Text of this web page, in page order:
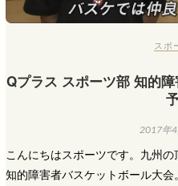
スポ
Qプラス スポーツ部 知的
2017年
こんにちはスポーツです。九州の
知的障害者バスケットボール大